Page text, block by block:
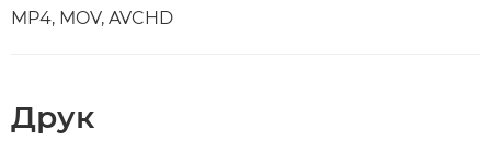
MP4, MOV, AVCHD
Друк